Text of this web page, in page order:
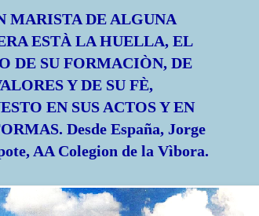
MARISTA DE ALGUNA
ESTÀ LA HUELLA, EL
DE SU FORMACIÒN, DE
Y DE SU FÈ,
EN SUS ACTOS Y EN
Desde España, Jorge
AA Colegion de la Vìbora.